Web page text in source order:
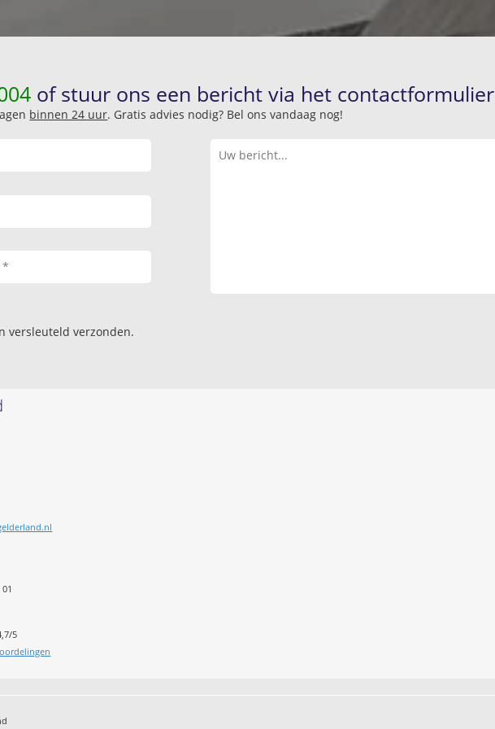
of stuur ons een bericht via het
binnen 24 uur. Gratis advies nodig? Bel ons vandaag nog!
versleuteld verzonden.
/5